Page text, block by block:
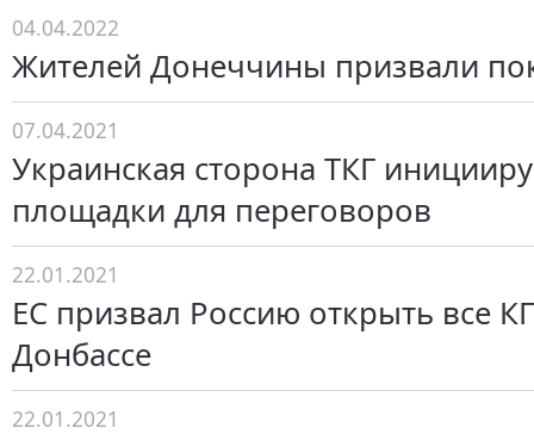
04.04.2022
Жителей Донеччины призвали
07.04.2021
Украинская сторона ТКГ
площадки для переговоров
22.01.2021
ЕС призвал Россию открыть все
Донбассе
22.01.2021